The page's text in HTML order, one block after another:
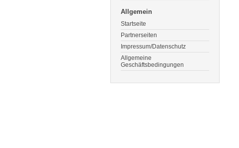
Allgemein
Startseite
Partnerseiten
Impressum/Datenschutz
Allgemeine
Geschäftsbedingungen